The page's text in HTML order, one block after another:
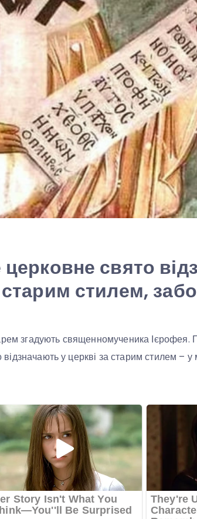
свято
стилем,
згадують священномученика Ієрофея.
у церкві за старим стилем – у